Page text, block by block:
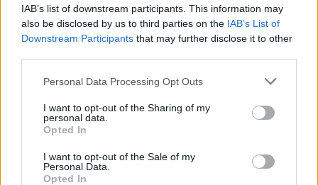
IAB’s list of downstream participants. This information may
also be disclosed by us to third parties on the IAB’s List of
Downstream Participants that may further disclose it to other
Please note that this website/app uses one or more Google
not limited to your visit or usage behaviour. You may click to
grant or deny consent to Google and its third-party tags to
use your data for below specified purposes in below Google
consent section.
Personal Data Processing Opt Outs
I want to opt-out of the Sharing of my
personal data.
Opted In
I want to opt-out of the Sale of my
Personal Data.
Opted In